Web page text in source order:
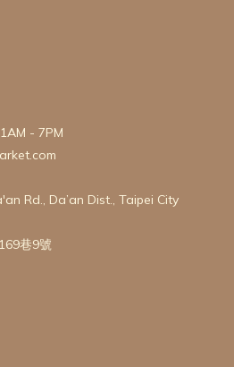
- 7PM
Rd., Da’an Dist., Taipei City
巷9號